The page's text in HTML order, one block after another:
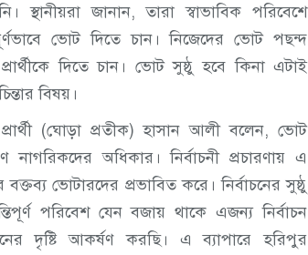
স্থানীয়রা জানান, তারা স্বাভাবিক পরিবেশে
ভোট দিতে চান। নিজেদের ভোট পছন্দ
দিতে চান। ভোট সুষ্ঠু হবে কিনা এটাই
বিষয়।
প্রার্থী (ঘোড়া প্রতীক) হাসান আলী বলেন, ভোট
নাগরিকদের অধিকার। নির্বাচনী প্রচারণায় এ
বক্তব্য ভোটারদের প্রভাবিত করে। নির্বাচনের সুষ্ঠু
পরিবেশ যেন বজায় থাকে এজন্য নির্বাচন
দৃষ্টি আকর্ষণ করছি। এ ব্যাপারে হরিপুর